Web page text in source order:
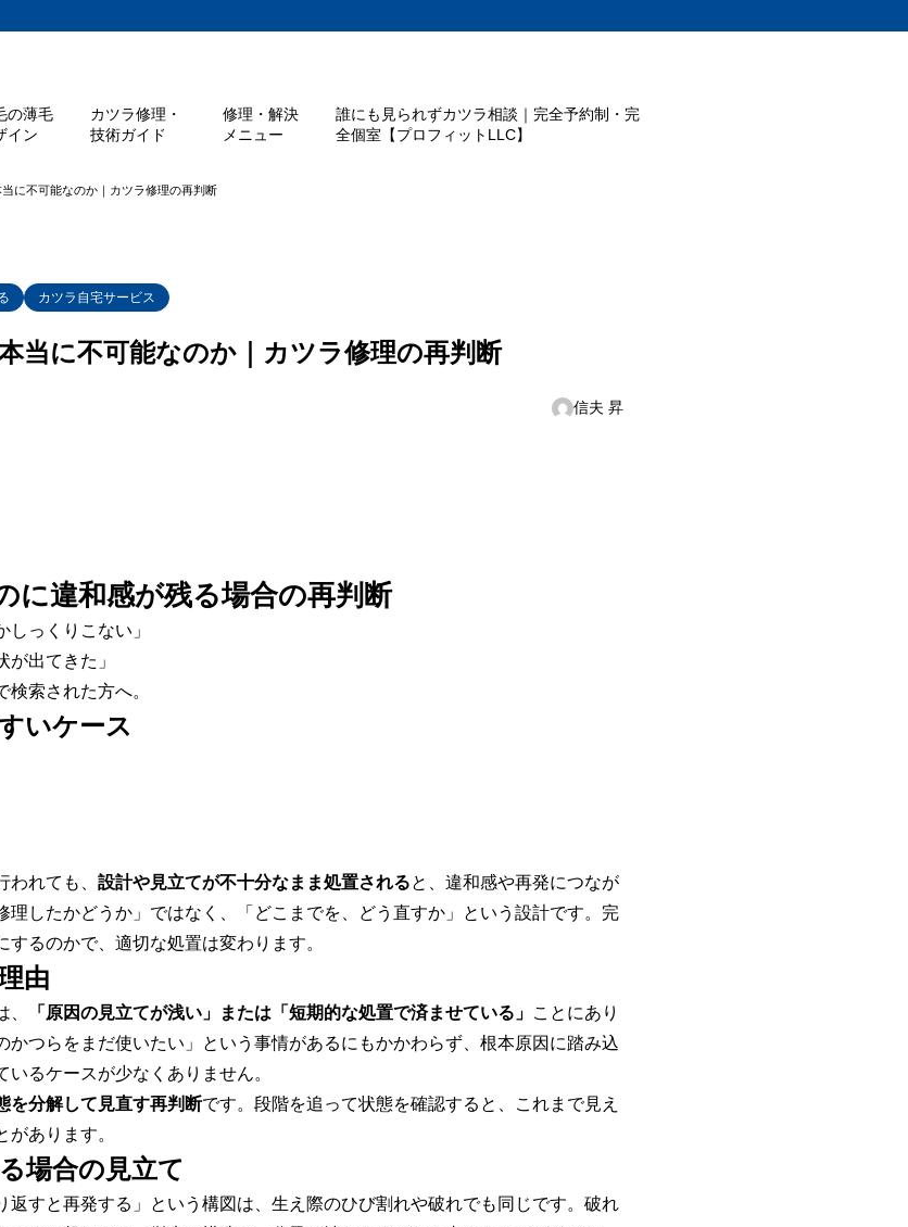
の薄毛
イン
カツラ修理・
技術ガイド
修理・解決
メニュー
誰にも見られずカツラ相談｜完全予約制・完
全個室【プロフィットLLC】
に不可能なのか｜カツラ修理の再判断
カツラ自宅サービス
当に不可能なのか｜カツラ修理の再判断
信夫 昇
に違和感が残る場合の再判断
しっくりこない」
が出てきた」
索された方へ。
いケース
れても、 設計や見立てが不十分なまま処置されると、違和感や再発につなが
理したかどうか」ではなく、「どこまでを、どう直すか」という設計です。完
るのかで、適切な処置は変わります。
由
「原因の見立てが浅い」または「短期的な処置で済ませている」 ことにあり
かつらをまだ使いたい」という事情があるにもかかわらず、根本原因に踏み込
るケースが少なくありません。
を分解して見直す再判断です。段階を追って状態を確認すると、これまで見え
あります。
場合の見立て
返すと再発する」という構図は、生え際のひび割れや破れでも同じです。破れ